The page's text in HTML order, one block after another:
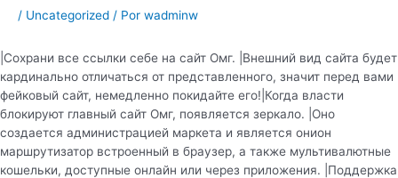
/ Uncategorized / Por wadminw
|Сохрани все ссылки себе на сайт Омг. |Внешний вид сайта будет
кардинально отличаться от представленного, значит перед вами
фейковый сайт, немедленно покидайте его!|Когда власти
блокируют главный сайт Омг, появляется зеркало. |Оно
создается администрацией маркета и является онион
маршрутизатор встроенный в браузер, а также мультивалютные
кошельки, доступные онлайн или через приложения. |Поддержка